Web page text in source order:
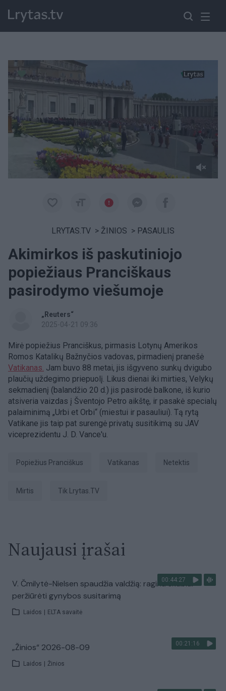
Paremkite Ukrainą
LRYTAS.TV > ŽINIOS > PASAULIS
Akimirkos iš paskutiniojo
popiežiaus Pranciškaus
pasirodymo viešumoje
„Reuters“
2025-04-21 09:36
Mirė popiežius Pranciškus, pirmasis Lotynų Amerikos
Romos Katalikų Bažnyčios vadovas, pirmadienį pranešė
Vatikanas. Jam buvo 88 metai, jis išgyveno sunkų dvigubo
plaučių uždegimo priepuolį. Likus dienai iki mirties, Velykų
sekmadienį (balandžio 20 d.) jis pasirodė balkone, iš kurio
atsiveria vaizdas į Šventojo Petro aikštę, ir pasakė specialų
palaiminimą „Urbi et Orbi“ (miestui ir pasauliui). Tą rytą
Vatikane jis taip pat surengė privatų susitikimą su JAV
viceprezidentu J. D. Vance'u.
Popiežius Pranciškus Vatikanas netektis
Mirtis tik Lrytas.TV
Naujausi įrašai
00:44:27
V. Čmilytė-Nielsen spaudžia valdžią: ragina skubiai
peržiūrėti gynybos susitarimą
Laidos ELTA savaitė
00:21:16
„Žinios“ 2026-08-09
Laidos Žinios